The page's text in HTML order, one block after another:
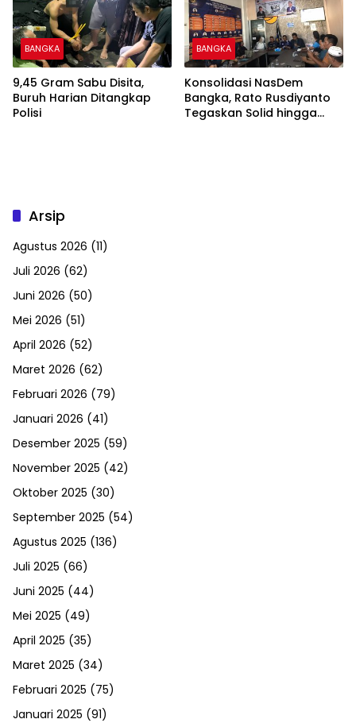
BANGKA
9,45 Gram Sabu Disita,
Buruh Harian Ditangkap
Polisi
BANGKA
Konsolidasi NasDem
Bangka, Rato Rusdiyanto
Tegaskan Solid hingga
Arsip
Agustus 2026 (11)
Juli 2026 (62)
Juni 2026 (50)
Mei 2026 (51)
April 2026 (52)
Maret 2026 (62)
Februari 2026 (79)
Januari 2026 (41)
Desember 2025 (59)
November 2025 (42)
Oktober 2025 (30)
September 2025 (54)
Agustus 2025 (136)
Juli 2025 (66)
Juni 2025 (44)
Mei 2025 (49)
April 2025 (35)
Maret 2025 (34)
Februari 2025 (75)
Januari 2025 (91)